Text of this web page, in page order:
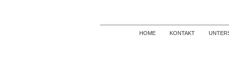
HOME KONTAKT